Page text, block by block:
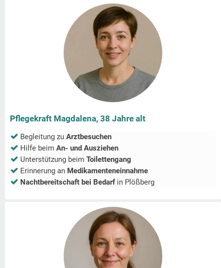
Pflegekraft Magdalena, 38 Jahre alt
Begleitung zu Arztbesuchen
Hilfe beim An- und Ausziehen
Unterstützung beim Toilettengang
Erinnerung an Medikamenteneinnahme
Nachtbereitschaft bei Bedarfin Plößberg